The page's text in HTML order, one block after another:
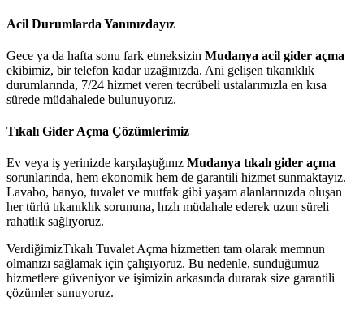
Acil Durumlarda Yanınızdayız
Gece ya da hafta sonu fark etmeksizin Mudanya acil gider açma
ekibimiz, bir telefon kadar uzağınızda. Ani gelişen tıkanıklık
durumlarında, 7/24 hizmet veren tecrübeli ustalarımızla en kısa
sürede müdahalede bulunuyoruz.
Tıkalı Gider Açma Çözümlerimiz
Ev veya iş yerinizde karşılaştığınız Mudanya tıkalı gider açma
sorunlarında, hem ekonomik hem de garantili hizmet sunmaktayız.
Lavabo, banyo, tuvalet ve mutfak gibi yaşam alanlarınızda oluşan
her türlü tıkanıklık sorununa, hızlı müdahale ederek uzun süreli
rahatlık sağlıyoruz.
VerdiğimizTıkalı Tuvalet Açma hizmetten tam olarak memnun
olmanızı sağlamak için çalışıyoruz. Bu nedenle, sunduğumuz
hizmetlere güveniyor ve işimizin arkasında durarak size garantili
çözümler sunuyoruz.